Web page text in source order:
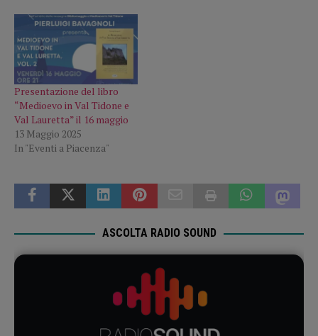
Presentazione del libro
“Medioevo in Val Tidone e
Val Lauretta” il 16 maggio
13 Maggio 2025
In "Eventi a Piacenza"
ASCOLTA RADIO SOUND